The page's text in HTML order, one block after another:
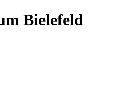
Bielefeld